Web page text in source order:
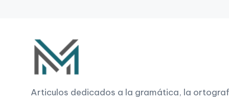
contenido
G
Articulos dedicados a la gramática, la